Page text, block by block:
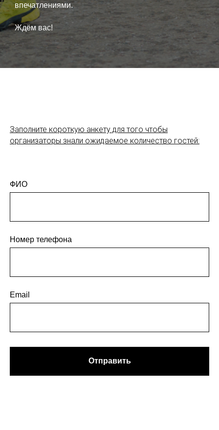
впечатлениями.
Ждём вас!
Заполните короткую анкету для того чтобы
организаторы знали ожидаемое количество гостей:
ФИО
Номер телефона
Email
Отправить